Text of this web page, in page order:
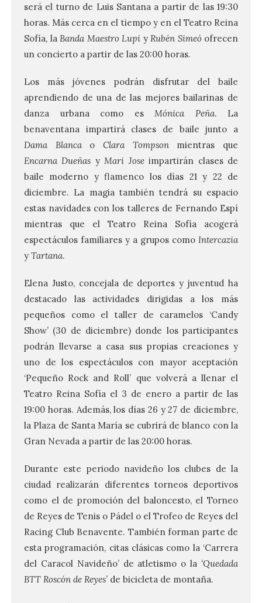
será el turno de Luis Santana a partir de las 19:30
horas. Más cerca en el tiempo y en el Teatro Reina
Sofía, la Banda Maestro Lupi y Rubén Simeó ofrecen
un concierto a partir de las 20:00 horas.
Los más jóvenes podrán disfrutar del baile
aprendiendo de una de las mejores bailarinas de
danza urbana como es Mónica Peña. La
benaventana impartirá clases de baile junto a
Dama Blanca oClara Tompson mientras que
Encarna Dueñas yMari Joseimpartirán clases de
baile moderno y flamenco los días 21 y 22 de
diciembre. La magia también tendrá su espacio
estas navidades con los talleres de Fernando Espí
mientras que el Teatro Reina Sofía acogerá
espectáculos familiares y a grupos como Intercazia
y Tartana.
Elena Justo, concejala de deportes y juventud ha
destacado las actividades dirigidas a los más
pequeños como el taller de caramelos ‘Candy
Show’ (30 de diciembre) donde los participantes
podrán llevarse a casa sus propias creaciones y
uno de los espectáculos con mayor aceptación
‘Pequeño Rock and Roll’ que volverá a llenar el
Teatro Reina Sofía el 3 de enero a partir de las
19:00 horas. Además, los días 26 y 27 de diciembre,
la Plaza de Santa María se cubrirá de blanco con la
Gran Nevada a partir de las 20:00 horas.
Durante este periodo navideño los clubes de la
ciudad realizarán diferentes torneos deportivos
como el de promoción del baloncesto, el Torneo
de Reyes de Tenis o Pádel o el Trofeo de Reyes del
Racing Club Benavente. También forman parte de
esta programación, citas clásicas como la ‘Carrera
del Caracol Navideño’ de atletismo o la ‘Quedada
BTT Roscón de Reyes’ de bicicleta de montaña.
La I Feria de la Cerveza
Artesana de Astorga
arranca con una gran
acogida del público
8 Ago 2026